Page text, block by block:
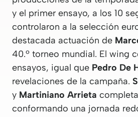
y el primer ensayo, a los 10
controlaron a la selección
destacada actuación de
40.º torneo mundial. El wing
ensayos, igual que Pedro De
revelaciones de la campaña.
y Martiniano Arrieta
conformando una jornada